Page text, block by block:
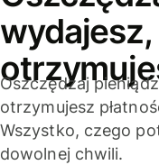
wydajesz,
Oszczędzaj
otrzymujesz
Wszystko, czego
dowolnej chwili.